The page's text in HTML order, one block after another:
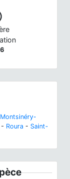
Montsinéry-
- Roura - Saint-